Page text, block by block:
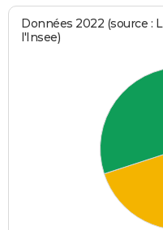
Données 2022 (source :
l'Insee)